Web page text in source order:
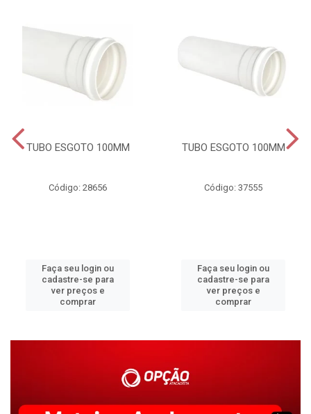
TUBO ESGOTO 100MM
Código: 28656
Faça seu login ou
cadastre-se para
ver preços e
comprar
TUBO ESGOTO 100MM
Código: 37555
Faça seu login ou
cadastre-se para
ver preços e
comprar